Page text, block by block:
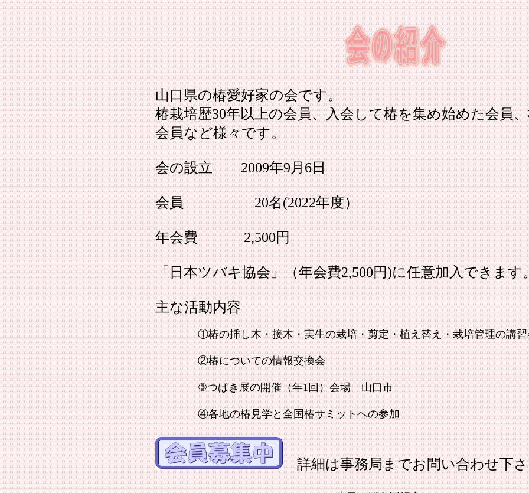
山口県の椿愛好家の会です。
椿栽培歴30年以上の会員、入会して椿を集め始めた会員
会員など様々です。
会の設立 2009年9月6日
会員 20名(2022年度）
年会費 2,500円
「日本ツバキ協会」（年会費2,500円)に任意加入できます
主な活動内容
①椿の挿し木・接木・実生の栽培・剪定・植え替え・栽培管理の講習
②椿についての情報交換会
③つばき展の開催（年1回）会場 山口市
④各地の椿見学と全国椿サミットへの参加
詳細は事務局までお問い合わせ下